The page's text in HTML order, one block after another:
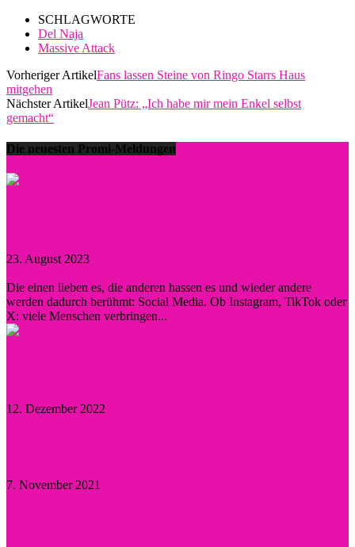
SCHLAGWORTE
Del Naja
Massive Attack
Vorheriger ArtikelFans lassen Steine von Ringo Starrs Haus
mitgehen
Nächster ArtikelJean Pütz: „Ich habe mir mein Enkel selbst
gemacht“
Die neuesten Promi-Meldungen
23. August 2023
Die einen lieben es, die anderen hassen es und wieder andere
werden dadurch berühmt: Social Media. Ob Instagram, TikTok oder
X: viele Menschen verbringen...
12. Dezember 2022
7. November 2021